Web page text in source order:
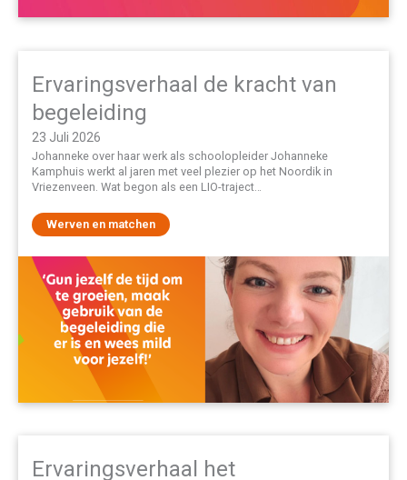
Ervaringsverhaal de kracht van
begeleiding
23 Juli 2026
Johanneke over haar werk als schoolopleider Johanneke
Kamphuis werkt al jaren met veel plezier op het Noordik in
Vriezenveen. Wat begon als een LIO-traject…
Werven en matchen
Ervaringsverhaal het